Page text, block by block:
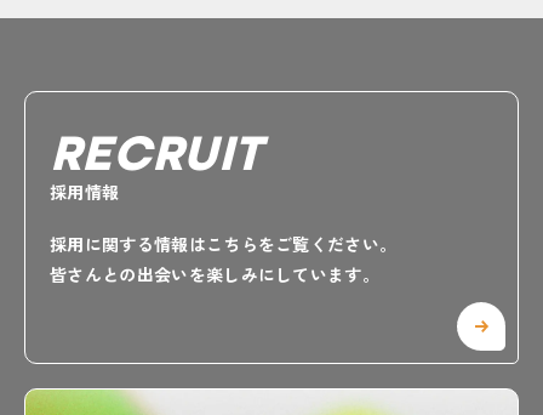
RECRUIT
採用情報
採用に関する情報はこちらをご覧ください。
皆さんとの出会いを楽しみにしています。